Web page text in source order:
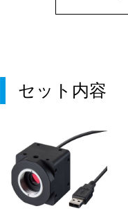
セット内容